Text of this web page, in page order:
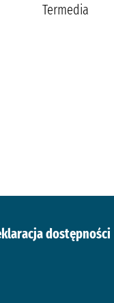
Termedia
dostępności